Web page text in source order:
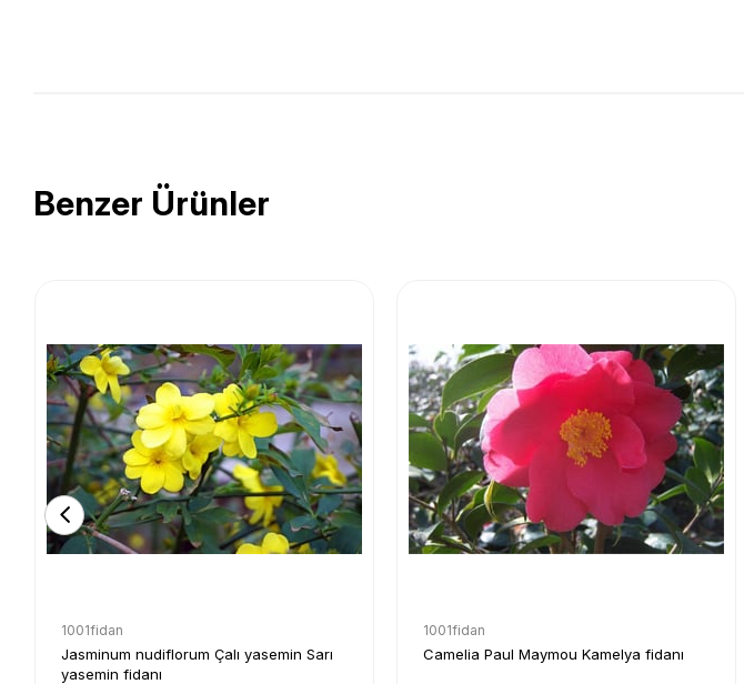
Benzer Ürünler
1001fidan
Jasminum nudiflorum Çalı yasemin Sarı
yasemin fidanı
1001fidan
Camelia Paul Maymou Kamelya fidanı